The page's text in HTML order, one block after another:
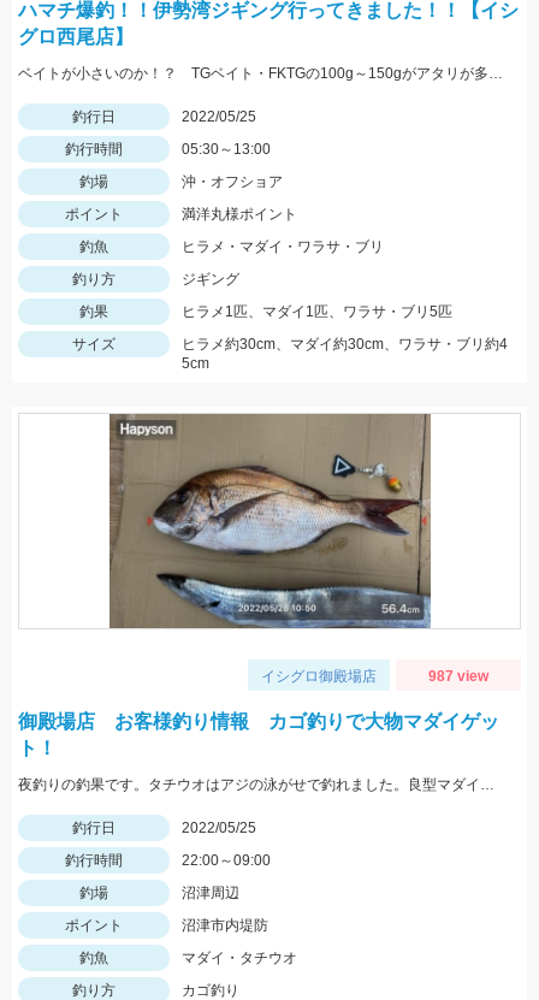
ハマチ爆釣！！伊勢湾ジギング行ってきました！！【イシ
グロ西尾店】
ベイトが小さいのか！？ TGベイト・FKTGの100g～150gがアタリが多かったです！！
釣行日
2022/05/25
釣行時間
05:30～13:00
釣場
沖・オフショア
ポイント
満洋丸様ポイント
釣魚
ヒラメ・マダイ・ワラサ・ブリ
釣り方
ジギング
釣果
ヒラメ1匹、マダイ1匹、ワラサ・ブリ5匹
サイズ
ヒラメ約30cm、マダイ約30cm、ワラサ・ブリ約4
5cm
イシグロ御殿場店 987 view
御殿場店 お客様釣り情報 カゴ釣りで大物マダイゲッ
ト！
夜釣りの釣果です。タチウオはアジの泳がせで釣れました。良型マダイおめでとうございます。
釣行日
2022/05/25
釣行時間
22:00～09:00
釣場
沼津周辺
ポイント
沼津市内堤防
釣魚
マダイ・タチウオ
釣り方
カゴ釣り